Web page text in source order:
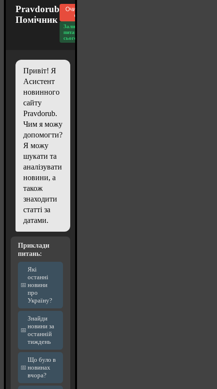
Pravdorub
Помічник
Очистити
чат
Залишилось
питань
сьогодні: 20
Привіт! Я
Асистент
новинного
сайту
Pravdorub.
Чим я можу
допомогти?
Я можу
шукати та
аналізувати
новини, а
також
знаходити
статті за
датами.
Приклади
питань:
Які
останні
новини
про
Україну?
Знайди
новини за
останній
тиждень
Що було в
новинах
вчора?